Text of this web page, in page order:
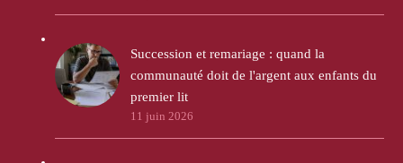
Succession et remariage : quand la
communauté doit de l'argent aux enfants du
premier lit
11 juin 2026